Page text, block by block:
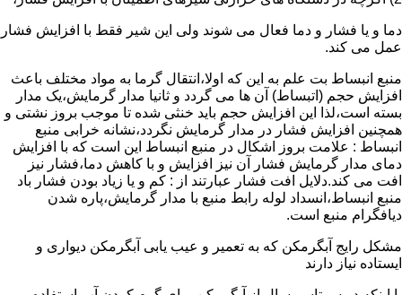
دما و یا فشار و دما فعال می شوند ولی این شیر فقط با افزایش فشار
عمل می کند.
منبع انبساط بت علم به این که اولا،انتقال گرما به مواد مختلف باعث
افزایش حجم (اتبساط) آن ها می گردد و ثانیا مدار گرمایش،یک مدار
بسته است،لذا این افزایش حجم باید خنثی شده تا موجب بروز نشتی و
همچنین افزایش فشار در مدار گرمایش نگردد،نشانه خرابی منبع
انبساط : علامت بروز اشکال در منبع انبساط این است که با افزایش
دمای مدار گرمایش فشار آن نیز افزایش و با کاهش دما،فشار نیز
افت می کند.دلایل افت فشار عبارتند از : کم و یا زیاد بودن فشار باد
منبع انبساط،انسداد لوله رابط منبع با مدار گرمایش،پاره شدن
دیافگرام منبع است.
مشکل رایج آبگرمکن که به تعمیر و عیب یابی آبگرمکن دیواری و
ایستاده نیاز دارند